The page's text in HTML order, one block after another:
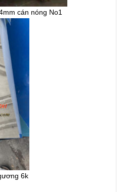
cán nóng No1
6k